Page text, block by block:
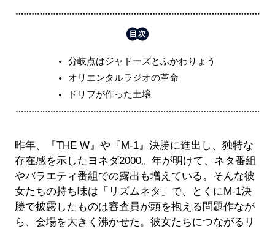
分岐点はジャドーズとふかわりょう
オリエンタルラジオの革命
ドリフが作った土壌
昨年、『THE W』や『M-1』決勝に進出し、独特な
存在感を示したヨネダ2000。年が明けて、ネタ番組
やバラエティ番組での露出も増えている。そんな彼
女たちの持ち味は「リズムネタ」で、とくにM-1決
勝で披露したものは審査員が頭を抱える問題作なが
ら、会場を大きく沸かせた。彼女たちにつながるリ